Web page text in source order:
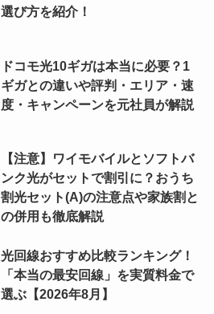
選び方を紹介！
ドコモ光10ギガは本当に必要？1
ギガとの違いや評判・エリア・速
度・キャンペーンを元社員が解説
【注意】ワイモバイルとソフトバ
ンク光がセットで割引に？おうち
割光セット(A)の注意点や家族割と
の併用も徹底解説
光回線おすすめ比較ランキング！
「本当の最安回線」を実質料金で
選ぶ【2026年8月】